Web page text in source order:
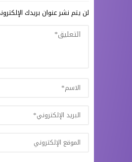
لن يتم نشر عنوان بريدك